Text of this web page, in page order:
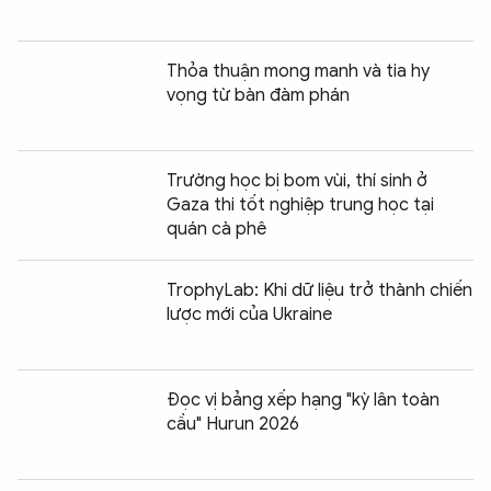
Thỏa thuận mong manh và tia hy
vọng từ bàn đàm phán
Trường học bị bom vùi, thí sinh ở
Gaza thi tốt nghiệp trung học tại
quán cà phê
TrophyLab: Khi dữ liệu trở thành chiến
lược mới của Ukraine
Đọc vị bảng xếp hạng "kỳ lân toàn
cầu" Hurun 2026